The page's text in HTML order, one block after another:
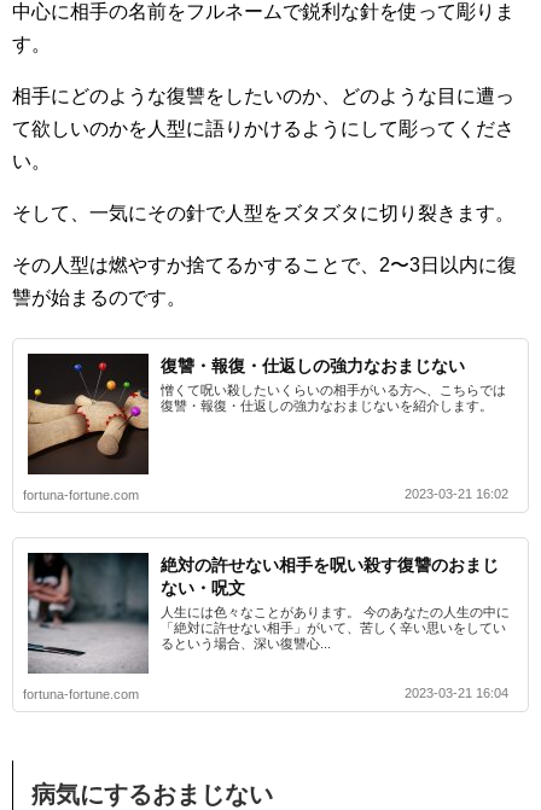
中心に相手の名前をフルネームで鋭利な針を使って彫りま
す。
相手にどのような復讐をしたいのか、どのような目に遭っ
て欲しいのかを人型に語りかけるようにして彫ってくださ
い。
そして、一気にその針で人型をズタズタに切り裂きます。
その人型は燃やすか捨てるかすることで、2〜3日以内に復
讐が始まるのです。
復讐・報復・仕返しの強力なおまじない
憎くて呪い殺したいくらいの相手がいる方へ、こちらでは
復讐・報復・仕返しの強力なおまじないを紹介します。
fortuna-fortune.com 2023-03-21 16:02
絶対の許せない相手を呪い殺す復讐のおまじ
ない・呪文
人生には色々なことがあります。 今のあなたの人生の中に
「絶対に許せない相手」がいて、苦しく辛い思いをしてい
るという場合、深い復讐心...
fortuna-fortune.com 2023-03-21 16:04
病気にするおまじない